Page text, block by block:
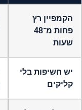
הקמפיין רץ
פחות מ־48
שעות
יש חשיפות בלי
קליקים